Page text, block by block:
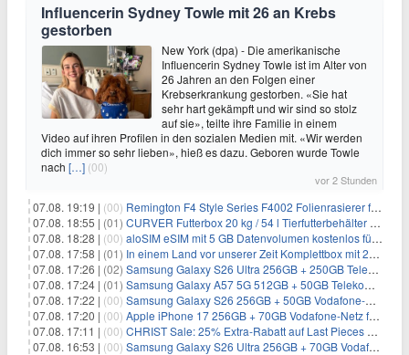
Influencerin Sydney Towle mit 26 an Krebs
gestorben
New York (dpa) - Die amerikanische
Influencerin Sydney Towle ist im Alter von
26 Jahren an den Folgen einer
Krebserkrankung gestorben. «Sie hat
sehr hart gekämpft und wir sind so stolz
auf sie», teilte ihre Familie in einem
Video auf ihren Profilen in den sozialen Medien mit. «Wir werden
dich immer so sehr lieben», hieß es dazu. Geboren wurde Towle
nach […] (00)
vor 2 Stunden
07.08. 19:19 | (00) Remington F4 Style Series F4002 Folienrasierer für 18,99€
07.08. 18:55 | (01) CURVER Futterbox 20 kg / 54 l Tierfutterbehälter mit Rollen für 19,99€
07.08. 18:28 | (00) aloSIM eSIM mit 5 GB Datenvolumen kostenlos für Windscribe-Pro-Nutzer
07.08. 17:58 | (01) In einem Land vor unserer Zeit Komplettbox mit 27 DVDs für 59,49€
07.08. 17:26 | (02) Samsung Galaxy S26 Ultra 256GB + 250GB Telekom-Netz für 34€/Monat (effektiv 5,42€/Monat)
07.08. 17:24 | (01) Samsung Galaxy A57 5G 512GB + 50GB Telekom-Netz für 20€/Monat (effektiv 3,33€/Monat)
07.08. 17:22 | (00) Samsung Galaxy S26 256GB + 50GB Vodafone-Netz für 19,99€/Monat (effektiv 1,26€/Monat)
07.08. 17:20 | (00) Apple iPhone 17 256GB + 70GB Vodafone-Netz für 34,99€/Monat (effektiv 6,41€/Monat)
07.08. 17:11 | (00) CHRIST Sale: 25% Extra-Rabatt auf Last Pieces bei Schmuck & Uhren
07.08. 16:53 | (00) Samsung Galaxy S26 Ultra 256GB + 70GB Vodafone-Netz für 34,99€/Monat (effektiv 4,74€/Monat)